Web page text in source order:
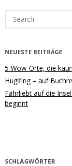
for:
NEUESTE BEITRÄGE
5 Wow-Orte, die
Huglfing – auf
Fährliebt auf die
beginnt
SCHLAGWÖRTER